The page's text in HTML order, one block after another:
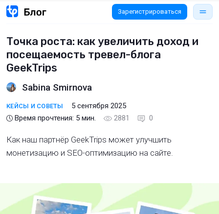
Зарегистрироваться
Точка роста: как увеличить доход и
посещаемость тревел-блога
GeekTrips
Sabina Smirnova
КЕЙСЫ И СОВЕТЫ
5 сентября 2025
Время прочтения: 5 мин. 2881 0
Как наш партнёр GeekTrips может улучшить
монетизацию и SEO-оптимизацию на сайте.